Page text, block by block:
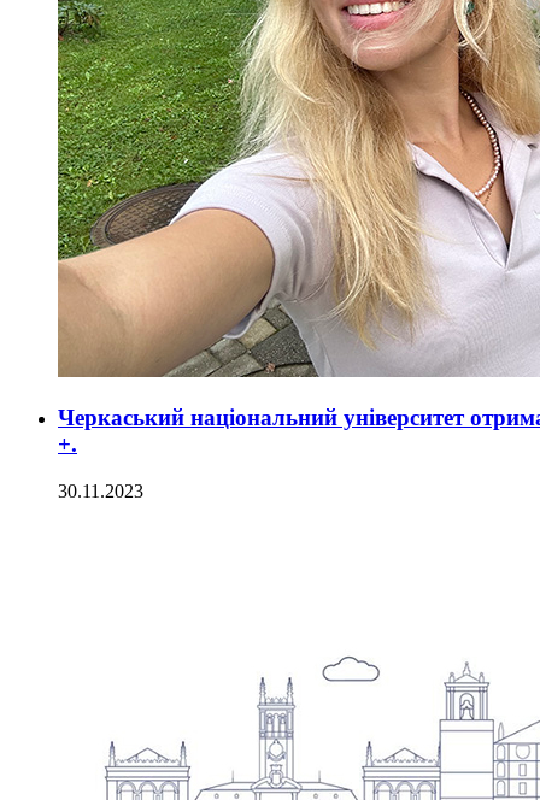
Черкаський національний університет
+.
30.11.2023